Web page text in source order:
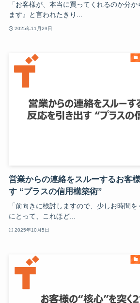
「お客様が、本当に買ってくれるのか分
ます』と言われたきり...
2025年11月29日
営業からの連絡をスルーするお客
す “プラスの信用構築術”
「前向きに検討しますので、少しお時間
にとって、これほど...
2025年10月5日